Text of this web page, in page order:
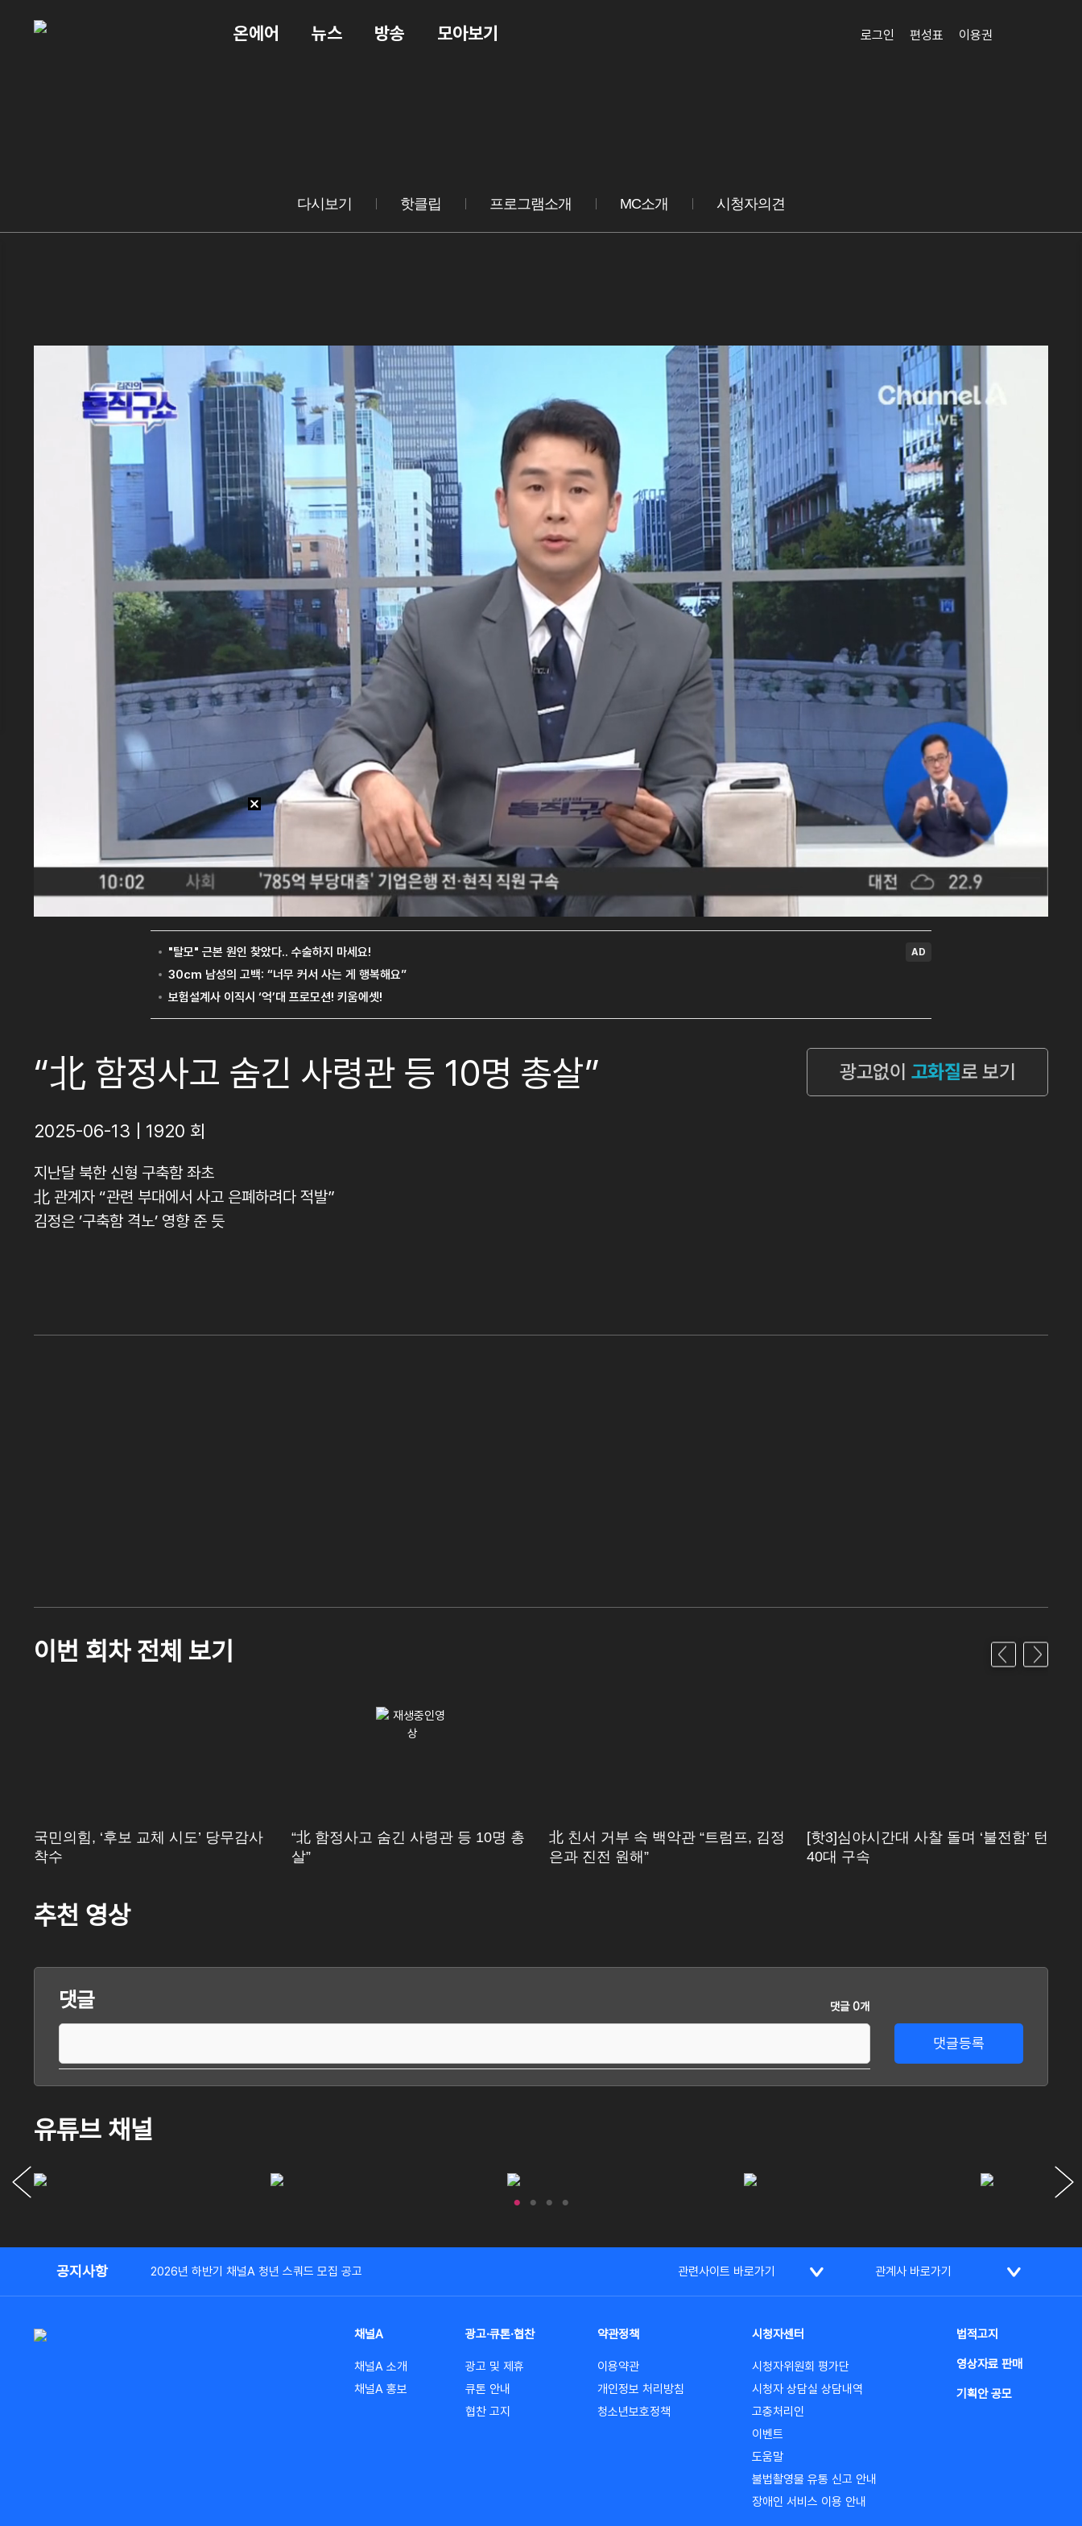
온에어 뉴스 방송 모아보기 로그인 편성표 이용권
다시보기 핫클립 프로그램소개 MC소개 시청자의견
“北 함정사고 숨긴 사령관 등 10명 총살”
2025-06-13 | 1920 회
지난달 북한 신형 구축함 좌초
北 관계자 “관련 부대에서 사고 은폐하려다 적발”
김정은 ’구축함 격노’ 영향 준 듯
이번 회차 전체 보기
국민의힘, ‘후보 교체 시도’ 당무감사
착수
“北 함정사고 숨긴 사령관 등 10명 총
살”
北 친서 거부 속 백악관 “트럼프, 김정
은과 진전 원해”
[핫3]심야시간대 사찰 돌며 ‘불전함’ 턴
40대 구속
추천 영상
댓글 댓글 0개
댓글등록
유튜브 채널
공지사항 2026년 하반기 채널A 청년 스쿼드 모집 공고 관련사이트 바로가기 관계사 바로가기
채널A
채널A 소개
채널A 홍보
광고·큐톤·협찬
광고 및 제휴
큐톤 안내
협찬 고지
약관정책
이용약관
개인정보 처리방침
청소년보호정책
시청자센터
시청자위원회 평가단
시청자 상담실 상담내역
고충처리인
이벤트
도움말
불법촬영물 유통 신고 안내
장애인 서비스 이용 안내
법적고지
영상자료 판매
기획안 공모